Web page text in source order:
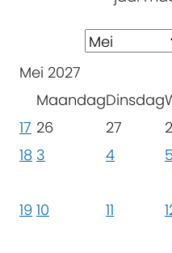
Mei 2027
MaandagDinsdag
17 26 27
18 3 4 5
19 10 11